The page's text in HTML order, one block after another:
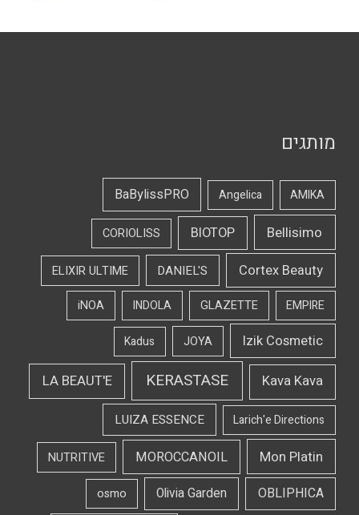
מותגים
AMIKA
Angelica
BaBylissPRO
Bellisimo
BIOTOP
CORIOLISS
Cortex Beauty
DANIEL'S
ELIXIR ULTIME
EMPIRE
GLAZETTE
INDOLA
iNOA
Izik Cosmetic
JOYA
Kadus
Kava Kava
KERASTASE
LA BEAUT'E
Larich'e Directions
LUIZA ESSENCE
Mon Platin
MOROCCANOIL
NUTRITIVE
OBLIPHICA
Olivia Garden
osmo